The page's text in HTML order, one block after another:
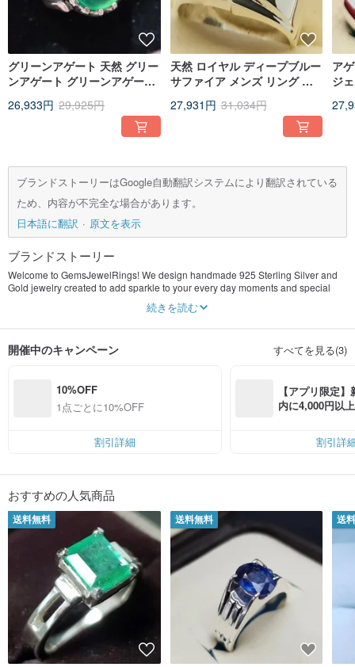
グリーンアゲート 天然 グリー
ンアゲート グリーンアゲート
カーネリアンリング ロード
26,933円 29,925円
天然 ロイヤル ディープブルー
サファイア メンズ リング ス
ドメイド ギフト
27,931円 31,034円
ア
ジ
ー
ブランドストーリーはGoogle自動翻訳システムにより翻訳されている
ため、内容が不完全な場合があります。
日本語に翻訳
原文を表示
ブランドストーリー
Welcome to GemsJewelRings! We design handmade 925 Sterling Silver and
Gold jewelry created to add sparkle to your every day moments and special
occasions. Whether you're surprising a loved one with a birthday gift, our wide
selection of high quality accessories is just what you're looking for!
knowledge of jewelry and began creating new styles. After gaining enough
My designs lean toward elegant, but minimalist and accessible. I keep the
designs attractive because I believe buyer wants a valuable stuff. All of my
partner. I'm always inspired to create new stylish pieces, so our handcrafted
jewelry shop is always growing. I believe the keys to success in any business
As you shop for your perfect anniversary or birthday gift you may notice that
some jewelers use many technical terms that can mislead and confuse
consumers. I value simplicity and transparency. Because I only use 925
Sterling Silver and high quality Gemstones, you always know exactly what
you're getting. I live in Thailand and partnership with Pakistan artisan. All of the
jewelry is handcrafted in Multan City in our own workshop. So they can
personally oversee the processes, maintain quality control over materials, and
final products. Quality is most important. Every piece is designed to last a
lifetime.
In my free time, I love spending time with my family and friends. My main hobby
is sketching Unique designs for my buyers in Workshop. I really feel that art
feeds my soul.
続きを読む
開催中のキャンペーン すべてを見る(3)
10%OFF
1点ごとに10%OFF
割引詳細
【アプリ限定
内に4,000円以
割引詳
おすすめの人気商品
送料無料 送料無料 送